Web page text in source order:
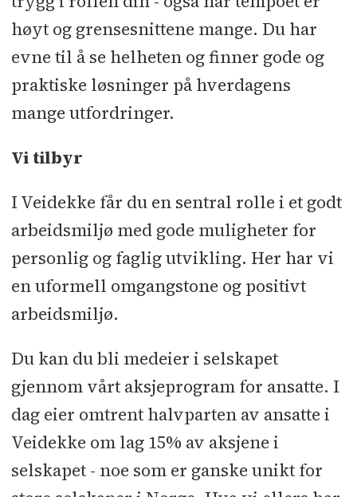
høyt og grensesnittene mange. Du har
evne til å se helheten og finner gode og
praktiske løsninger på hverdagens
mange utfordringer.
Vi tilbyr
I Veidekke får du en sentral rolle i et godt
arbeidsmiljø med gode muligheter for
personlig og faglig utvikling. Her har vi
en uformell omgangstone og positivt
arbeidsmiljø.
Du kan du bli medeier i selskapet
gjennom vårt aksjeprogram for ansatte. I
dag eier omtrent halvparten av ansatte i
Veidekke om lag 15% av aksjene i
selskapet - noe som er ganske unikt for